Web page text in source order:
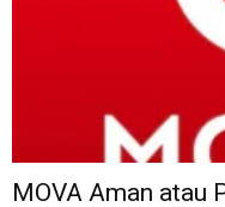
MOVA Aman atau